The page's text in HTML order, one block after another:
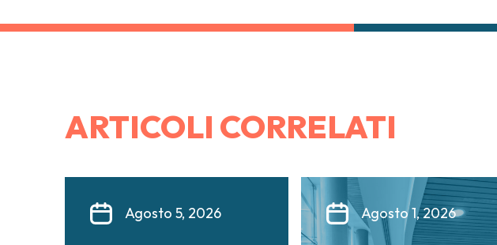
ARTICOLI CORRELATI
Agosto 5, 2026 Agosto 1, 2026